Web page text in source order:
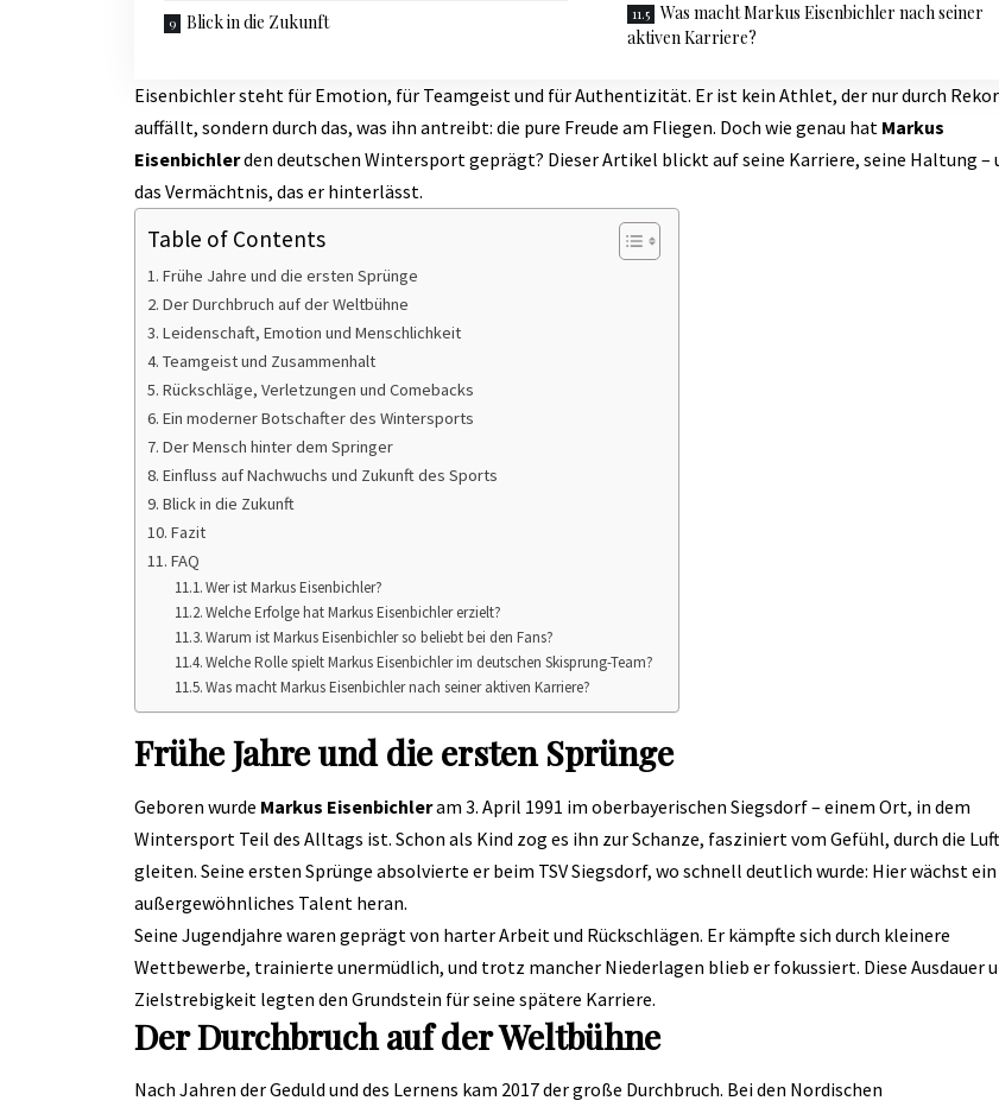
Blick in die Zukunft
Was macht Markus Eisenbichler nach seiner
aktiven Karriere?
Eisenbichler steht für Emotion, für Teamgeist und für Authentizität. Er ist kein Athlet, der nur durch
auffällt, sondern durch das, was ihn antreibt: die pure Freude am Fliegen. Doch wie genau hat Markus
Eisenbichlerden deutschen Wintersport geprägt? Dieser Artikel blickt auf seine Karriere, seine Haltung –
das Vermächtnis, das er hinterlässt.
Table of Contents
Frühe Jahre und die ersten Sprünge
Der Durchbruch auf der Weltbühne
Leidenschaft, Emotion und Menschlichkeit
Teamgeist und Zusammenhalt
Rückschläge, Verletzungen und Comebacks
Ein moderner Botschafter des Wintersports
Der Mensch hinter dem Springer
Einfluss auf Nachwuchs und Zukunft des Sports
Blick in die Zukunft
Fazit
FAQ
Wer ist Markus Eisenbichler?
Welche Erfolge hat Markus Eisenbichler erzielt?
Warum ist Markus Eisenbichler so beliebt bei den Fans?
Welche Rolle spielt Markus Eisenbichler im deutschen Skisprung-Team?
Was macht Markus Eisenbichler nach seiner aktiven Karriere?
Frühe Jahre und die ersten Sprünge
Geboren wurde Markus Eisenbichleram 3. April 1991 im oberbayerischen Siegsdorf – einem Ort, in dem
Wintersport Teil des Alltags ist. Schon als Kind zog es ihn zur Schanze, fasziniert vom Gefühl, durch die
gleiten. Seine ersten Sprünge absolvierte er beim TSV Siegsdorf, wo schnell deutlich wurde: Hier wächst ein
außergewöhnliches Talent heran.
Seine Jugendjahre waren geprägt von harter Arbeit und Rückschlägen. Er kämpfte sich durch kleinere
Wettbewerbe, trainierte unermüdlich, und trotz mancher Niederlagen blieb er fokussiert. Diese Ausdauer
Zielstrebigkeit legten den Grundstein für seine spätere Karriere.
Der Durchbruch auf der Weltbühne
Nach Jahren der Geduld und des Lernens kam 2017 der große Durchbruch. Bei den Nordischen